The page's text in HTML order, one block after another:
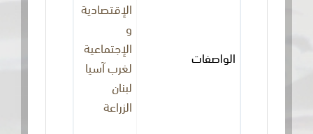
الواصفات
الإقتصادية
الإجتماعية
لغرب آسيا